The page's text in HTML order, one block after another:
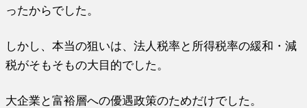
ったからでした。
しかし、本当の狙いは、法人税率と所得税率の緩和・減
税がそもそもの大目的でした。
大企業と富裕層への優遇政策のためだけでした。